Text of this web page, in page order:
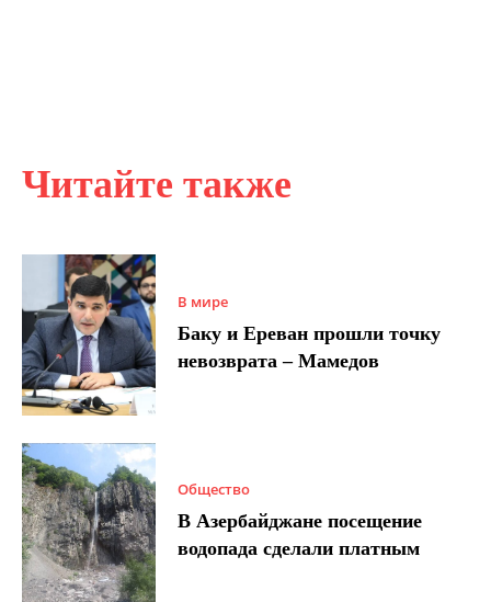
Читайте также
В мире
Баку и Ереван прошли точку
невозврата – Мамедов
Общество
В Азербайджане посещение
водопада сделали платным